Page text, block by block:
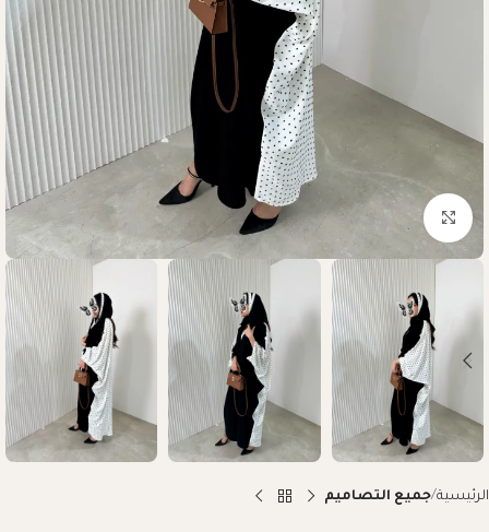
Click to enlarge
الرئيسية جميع التصاميم